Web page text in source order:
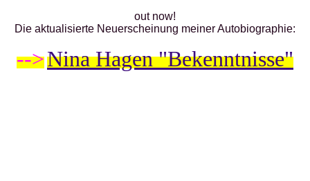
out now!
Die aktualisierte Neuerscheinung meiner Autobiographie:
-->Nina Hagen "Bekenntnisse"